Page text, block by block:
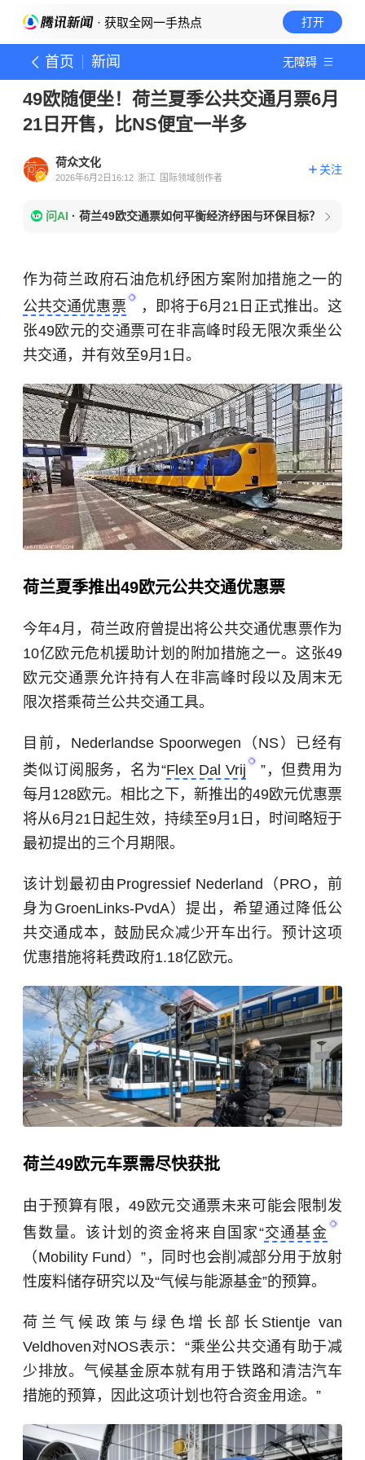
· 获取全网一手热点 打开
首页 新闻 无障碍
49欧随便坐！荷兰夏季公共交通月票6月
21日开售，比NS便宜一半多
荷众文化
2026年6月2日16:12 浙江 国际领域创作者
关注
问AI · 荷兰49欧交通票如何平衡经济纾困与环保目标？
作为荷兰政府石油危机纾困方案附加措施之一的
公共交通优惠票
，即将于6月21日正式推出。这
张49欧元的交通票可在非高峰时段无限次乘坐公
共交通，并有效至9月1日。
荷兰夏季推出49欧元公共交通优惠票
今年4月，荷兰政府曾提出将公共交通优惠票作为
10亿欧元危机援助计划的附加措施之一。这张49
欧元交通票允许持有人在非高峰时段以及周末无
限次搭乘荷兰公共交通工具。
目前，Nederlandse Spoorwegen（NS）已经有
类似订阅服务，名为“Flex Dal Vrij
”，但费用为
每月128欧元。相比之下，新推出的49欧元优惠票
将从6月21日起生效，持续至9月1日，时间略短于
最初提出的三个月期限。
该计划最初由Progressief Nederland（PRO，前
身为GroenLinks-PvdA）提出，希望通过降低公
共交通成本，鼓励民众减少开车出行。预计这项
优惠措施将耗费政府1.18亿欧元。
荷兰49欧元车票需尽快获批
由于预算有限，49欧元交通票未来可能会限制发
售数量。该计划的资金将来自国家“交通基金
（Mobility Fund）”，同时也会削减部分用于放射
性废料储存研究以及“气候与能源基金”的预算。
荷兰气候政策与绿色增长部长Stientje van
Veldhoven对NOS表示：“乘坐公共交通有助于减
少排放。气候基金原本就有用于铁路和清洁汽车
措施的预算，因此这项计划也符合资金用途。”